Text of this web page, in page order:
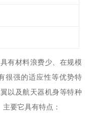
有材料浪费少、在规模
很强的适应性等优势特
以及航天器机身等特种
要它具有特点：